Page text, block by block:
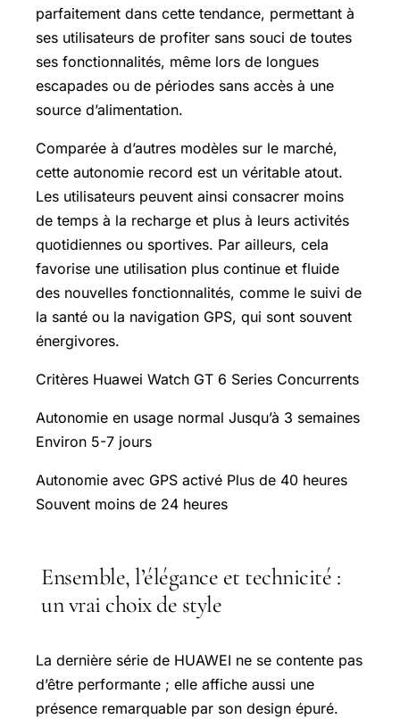
parfaitement dans cette tendance, permettant à
ses utilisateurs de profiter sans souci de toutes
ses fonctionnalités, même lors de longues
escapades ou de périodes sans accès à une
source d’alimentation.
Comparée à d’autres modèles sur le marché,
cette autonomie record est un véritable atout.
Les utilisateurs peuvent ainsi consacrer moins
de temps à la recharge et plus à leurs activités
quotidiennes ou sportives. Par ailleurs, cela
favorise une utilisation plus continue et fluide
des nouvelles fonctionnalités, comme le suivi de
la santé ou la navigation GPS, qui sont souvent
énergivores.
Critères Huawei Watch GT 6 Series Concurrents
Autonomie en usage normal Jusqu’à 3 semaines
Environ 5-7 jours
Autonomie avec GPS activé Plus de 40 heures
Souvent moins de 24 heures
Ensemble, l’élégance et technicité :
un vrai choix de style
La dernière série de HUAWEI ne se contente pas
d’être performante ; elle affiche aussi une
présence remarquable par son design épuré.